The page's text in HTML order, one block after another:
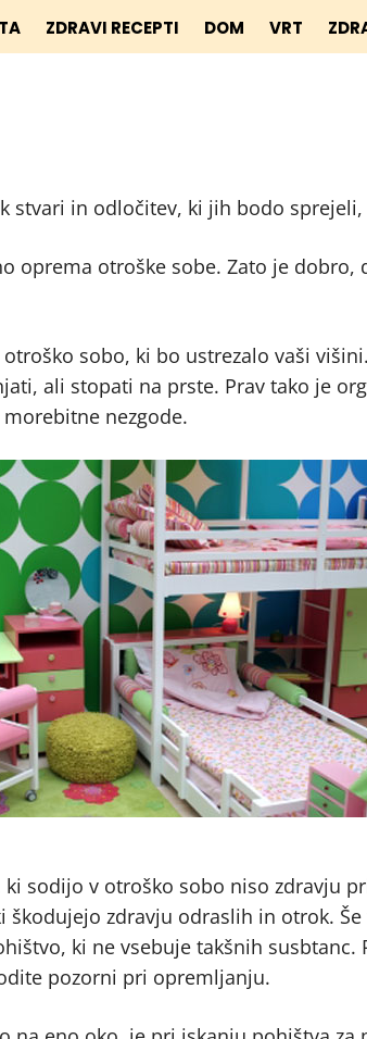
ZDRAVI RECEPTI DOM VRT
stvari in odločitev, ki jih bodo
oprema otroške sobe. Zato je dobro,
sobo, ki bo ustrezalo vaši
ali stopati na prste. Prav tako je
nezgode.
sodijo v otroško sobo niso zdravju
škodujejo zdravju odraslih in otrok.
ki ne vsebuje takšnih susbtanc.
pozorni pri opremljanju.